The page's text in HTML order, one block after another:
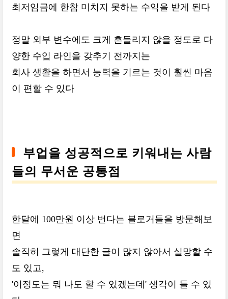
최저임금에 한참 미치지 못하는 수익을 받게 된다
정말 외부 변수에도 크게 흔들리지 않을 정도로 다
양한 수입 라인을 갖추기 전까지는
회사 생활을 하면서 능력을 기르는 것이 훨씬 마음
이 편할 수 있다
부업을 성공적으로 키워내는 사람
들의 무서운 공통점
한달에 100만원 이상 번다는 블로거들을 방문해보
면
솔직히 그렇게 대단한 글이 많지 않아서 실망할 수
도 있고,
'이정도는 뭐 나도 할 수 있겠는데' 생각이 들 수 있